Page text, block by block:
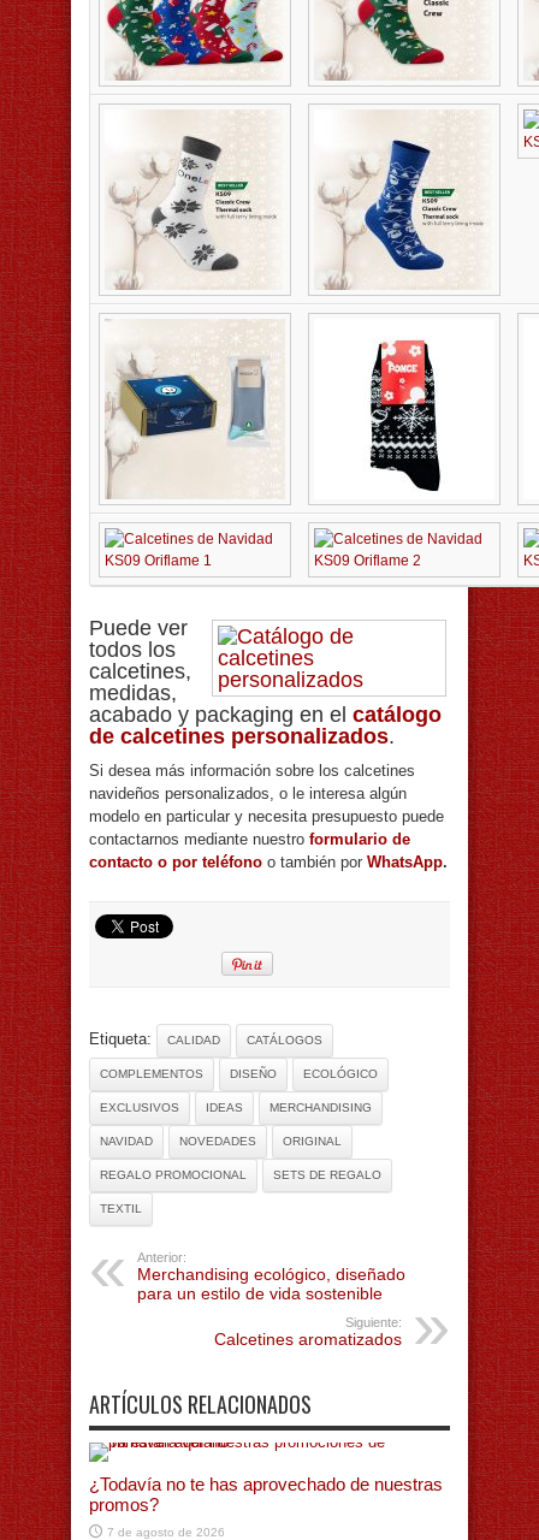
Puede ver
todos los
calcetines,
medidas,
acabado y packaging en el catálogo
de calcetines personalizados.
Si desea más información sobre los calcetines
navideños personalizados, o le interesa algún
modelo en particular y necesita presupuesto puede
contactarnos mediante nuestro formulario de
contacto o por teléfono o también por WhatsApp.
Etiqueta: CALIDAD CATÁLOGOS
COMPLEMENTOS DISEÑO ECOLÓGICO
EXCLUSIVOS IDEAS MERCHANDISING
NAVIDAD NOVEDADES ORIGINAL
REGALO PROMOCIONAL SETS DE REGALO
TEXTIL
Anterior:
Merchandising ecológico, diseñado
para un estilo de vida sostenible
Siguiente:
Calcetines aromatizados
ARTÍCULOS RELACIONADOS
¿Todavía no te has aprovechado de nuestras
promos?
7 de agosto de 2026